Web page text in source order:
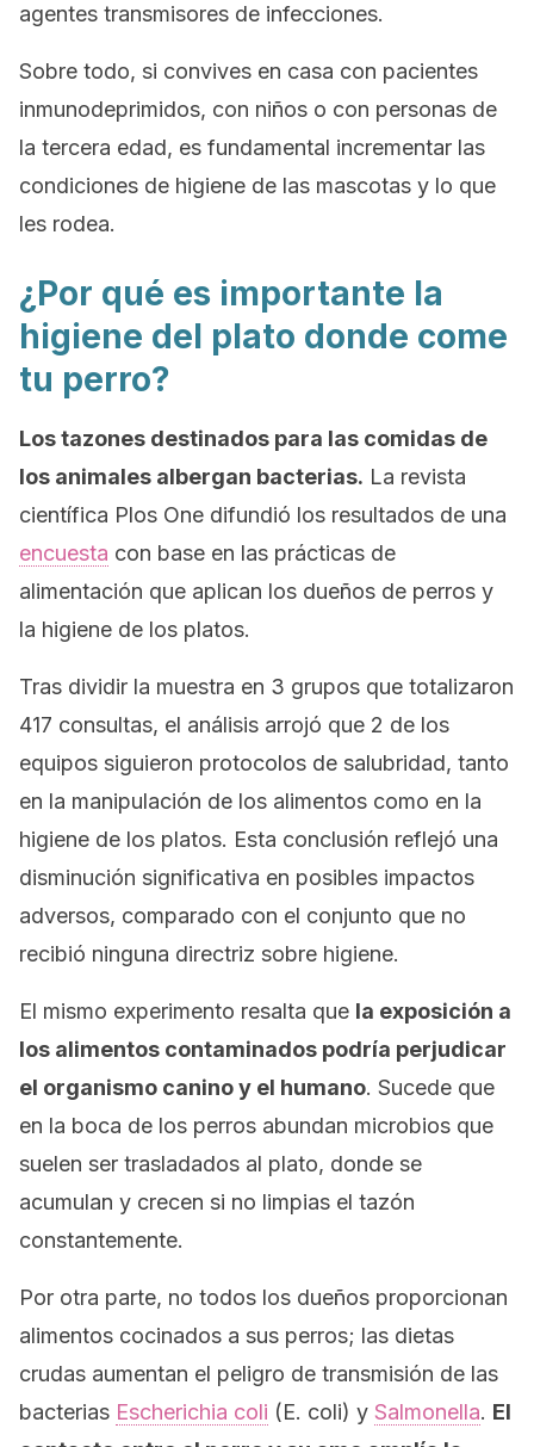
agentes transmisores de infecciones.
Sobre todo, si convives en casa con pacientes
inmunodeprimidos, con niños o con personas de
la tercera edad, es fundamental incrementar las
condiciones de higiene de las mascotas y lo que
les rodea.
¿Por qué es importante la
higiene del plato donde come
tu perro?
Los tazones destinados para las comidas de
los animales albergan bacterias. La revista
científica Plos One difundió los resultados de una
encuesta con base en las prácticas de
alimentación que aplican los dueños de perros y
la higiene de los platos.
Tras dividir la muestra en 3 grupos que totalizaron
417 consultas, el análisis arrojó que 2 de los
equipos siguieron protocolos de salubridad, tanto
en la manipulación de los alimentos como en la
higiene de los platos. Esta conclusión reflejó una
disminución significativa en posibles impactos
adversos, comparado con el conjunto que no
recibió ninguna directriz sobre higiene.
El mismo experimento resalta que la exposición a
los alimentos contaminados podría perjudicar
el organismo canino y el humano. Sucede que
en la boca de los perros abundan microbios que
suelen ser trasladados al plato, donde se
acumulan y crecen si no limpias el tazón
constantemente.
Por otra parte, no todos los dueños proporcionan
alimentos cocinados a sus perros; las dietas
crudas aumentan el peligro de transmisión de las
bacterias Escherichia coli (E. coli) y Salmonella. El